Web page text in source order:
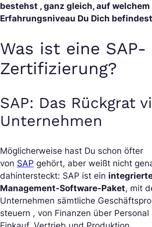
bestehst , ganz gleich, auf welchem
Erfahrungsniveau Du Dich
Was ist eine SAP-
Zertifizierung?
SAP: Das Rückgrat
Unternehmen
Möglicherweise hast Du schon öfter
von SAP gehört, aber weißt nicht
dahintersteckt: SAP ist ein
Management-Software-Paket, mit
Unternehmen sämtliche
steuern , von Finanzen über Personal